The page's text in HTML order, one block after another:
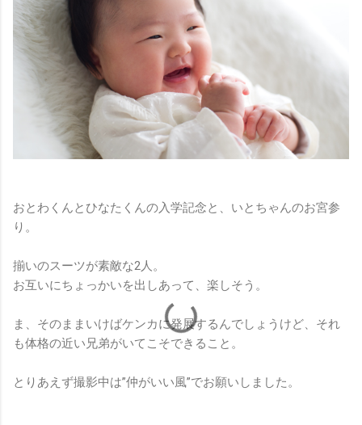
おとわくんとひなたくんの入学記念と、いとちゃんのお宮参
り。
揃いのスーツが素敵な2人。
お互いにちょっかいを出しあって、楽しそう。
ま、そのままいけばケンカに発展するんでしょうけど、それ
も体格の近い兄弟がいてこそできること。
とりあえず撮影中は”仲がいい風”でお願いしました。